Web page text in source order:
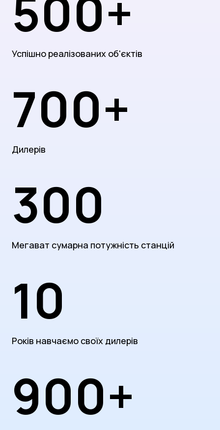
Успішно реалізованих об'єктів
700+
Дилерів
300
Мегават сумарна потужність станцій
10
Років навчаємо своїх дилерів
900+